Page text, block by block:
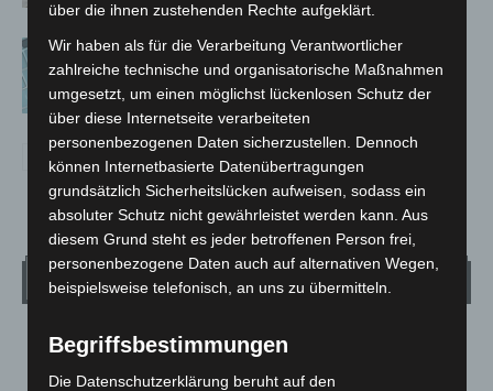
Anklage nach Abschaltung von
„Archetyp Market“ erhoben
Wetter
LANGENHAGEN
Ein Paar Wolken
über die ihnen zustehenden Rechte aufgeklärt.
Wir haben als für die Verarbeitung Verantwortlicher
zahlreiche technische und organisatorische Maßnahmen
umgesetzt, um einen möglichst lückenlosen Schutz der
über diese Internetseite verarbeiteten
personenbezogenen Daten sicherzustellen. Dennoch
können Internetbasierte Datenübertragungen
grundsätzlich Sicherheitslücken aufweisen, sodass ein
absoluter Schutz nicht gewährleistet werden kann. Aus
diesem Grund steht es jeder betroffenen Person frei,
personenbezogene Daten auch auf alternativen Wegen,
beispielsweise telefonisch, an uns zu übermitteln.
Begriffsbestimmungen
Die Datenschutzerklärung beruht auf den